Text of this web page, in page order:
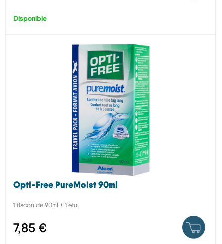
Disponible
Opti-Free PureMoist 90ml
1 flacon de 90ml + 1 étui
7,85 €